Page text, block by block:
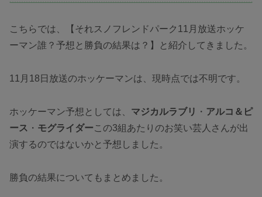
こちらでは、【それスノフレンドパーク11月放送ホッケ
ーマン誰？予想と勝負の結果は？】と紹介してきました。
11月18日放送のホッケーマンは、現時点では不明です。
ホッケーマン予想としては、 マジカルラブリ ・ アルコ＆ピ
ース ・ モグライダーこの3組あたりのお笑い芸人さんが出
演するのではないかと予想しました。
勝負の結果についてもまとめました。